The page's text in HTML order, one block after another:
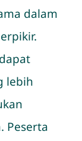
dalam
lebih
Peserta